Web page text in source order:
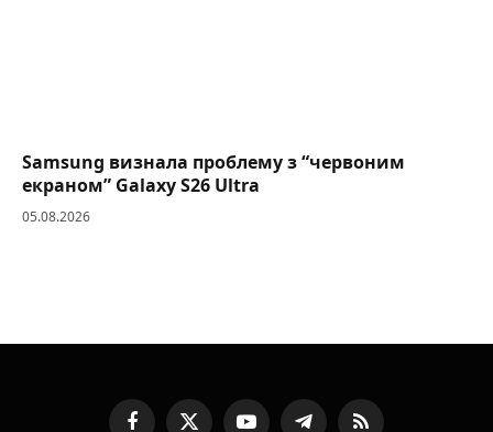
Samsung визнала проблему з “червоним
екраном” Galaxy S26 Ultra
05.08.2026